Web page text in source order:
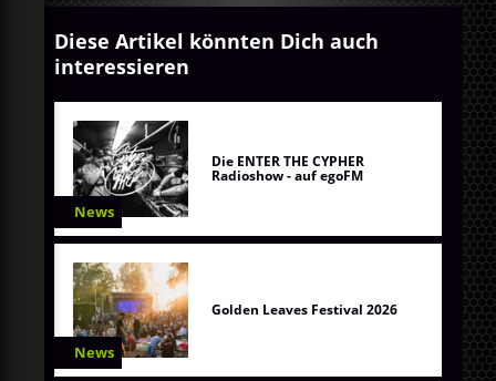
Diese Artikel könnten Dich auch
interessieren
News
Die ENTER THE CYPHER
Radioshow - auf egoFM
News
Golden Leaves Festival 2026